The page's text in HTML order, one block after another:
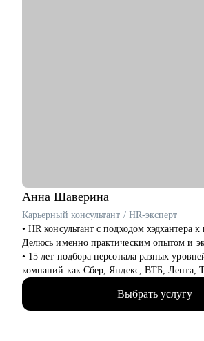
Анна Шаверина
Карьерный консультант / HR-эксперт
• HR консультант с подходом хэдхантера
Делюсь именно практическим опытом и
• 15 лет подбора персонала разных
компаний как Сбер, Яндекс, ВТБ, Лента,
Делимобиль, Ozon, Yota, 2ГИС и др., из
консалтинга (АНКОР, Hays), а также
по поиску ТОПов
Выбрать услугу